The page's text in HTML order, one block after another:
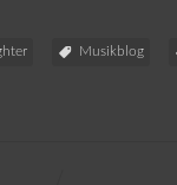
Musikblog